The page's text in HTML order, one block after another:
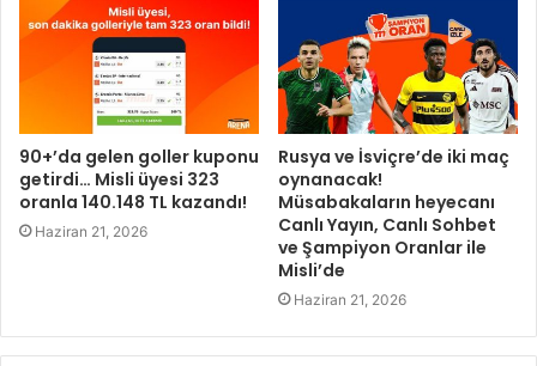
90+’da gelen goller kuponu
getirdi… Misli üyesi 323
oranla 140.148 TL kazandı!
Haziran 21, 2026
Rusya ve İsviçre’de iki maç
oynanacak!
Müsabakaların heyecanı
Canlı Yayın, Canlı Sohbet
ve Şampiyon Oranlar ile
Misli’de
Haziran 21, 2026